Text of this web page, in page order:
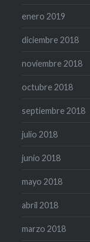
enero 2019
diciembre 2018
noviembre 2018
octubre 2018
septiembre 2018
julio 2018
junio 2018
mayo 2018
abril 2018
marzo 2018